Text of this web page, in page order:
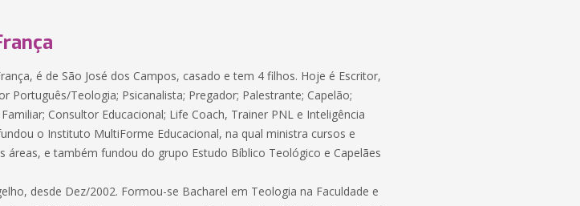
é de São José dos Campos, casado e tem 4 filhos. Hoje é Escritor,
Português/Teologia; Psicanalista; Pregador; Palestrante; Capelão;
Consultor Educacional; Life Coach, Trainer PNL e Inteligência
o Instituto MultiForme Educacional, na qual ministra cursos e
áreas, e também fundou do grupo Estudo Bíblico Teológico e Capelães
desde Dez/2002. Formou-se Bacharel em Teologia na Faculdade e